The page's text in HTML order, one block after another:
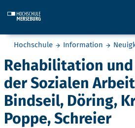
Sie befinden sich hier:
Hochschule Information
Rehabilitation
der Sozialen Arbeit
Bindseil, Döring,
Poppe, Schreier